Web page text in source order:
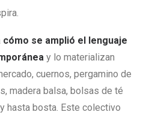
se amplió el lenguaje
y lo materializan
cuernos, pergamino de
madera balsa, bolsas de té
hasta bosta. Este colectivo